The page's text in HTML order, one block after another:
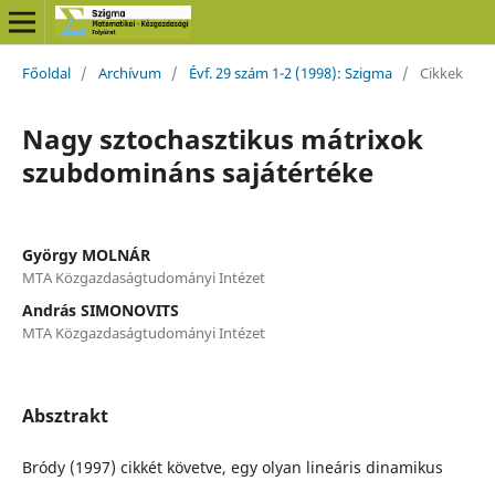
Főoldal / Archívum / Évf. 29 szám 1-2 (1998): Szigma / Cikkek
Nagy sztochasztikus mátrixok
szubdomináns sajátértéke
György MOLNÁR
MTA Közgazdaságtudományi Intézet
András SIMONOVITS
MTA Közgazdaságtudományi Intézet
Absztrakt
Bródy (1997) cikkét követve, egy olyan lineáris dinamikus